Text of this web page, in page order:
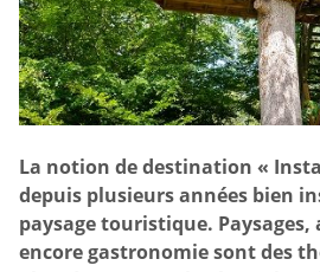
La notion de destination «
depuis plusieurs années bien
paysage touristique.
encore gastronomie sont des